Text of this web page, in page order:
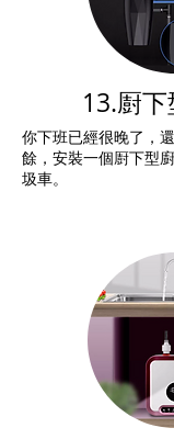
13.㕑
你下班已經很晚了，
餘，安裝一個㕑下型
圾車。